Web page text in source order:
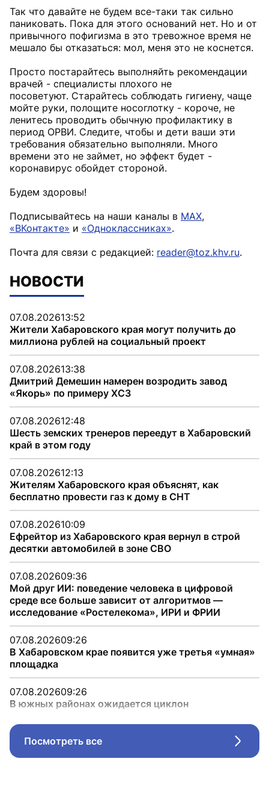
Так что давайте не будем все-таки так сильно
паниковать. Пока для этого оснований нет. Но и от
привычного пофигизма в это тревожное время не
мешало бы отказаться: мол, меня это не коснется.
Просто постарайтесь выполняйть рекомендации
врачей - специалисты плохого не
посоветуют. Старайтесь соблюдать гигиену, чаще
мойте руки, полощите носоглотку - короче, не
ленитесь проводить обычную профилактику в
период ОРВИ. Следите, чтобы и дети ваши эти
требования обязательно выполняли. Много
времени это не займет, но эффект будет -
коронавирус обойдет стороной.
Будем здоровы!
Подписывайтесь на наши каналы в MAX,
«ВКонтакте» и «Одноклассниках».
Почта для связи с редакцией: reader@toz.khv.ru.
НОВОСТИ
07.08.202613:52
Жители Хабаровского края могут получить до
миллиона рублей на социальный проект
07.08.202613:38
Дмитрий Демешин намерен возродить завод
«Якорь» по примеру ХСЗ
07.08.202612:48
Шесть земских тренеров переедут в Хабаровский
край в этом году
07.08.202612:13
Жителям Хабаровского края объяснят, как
бесплатно провести газ к дому в СНТ
07.08.202610:09
Ефрейтор из Хабаровского края вернул в строй
десятки автомобилей в зоне СВО
07.08.202609:36
Мой друг ИИ: поведение человека в цифровой
среде все больше зависит от алгоритмов —
исследование «Ростелекома», ИРИ и ФРИИ
07.08.202609:26
В Хабаровском крае появится уже третья «умная»
площадка
07.08.202609:26
В южных районах ожидается циклон
Посмотреть все